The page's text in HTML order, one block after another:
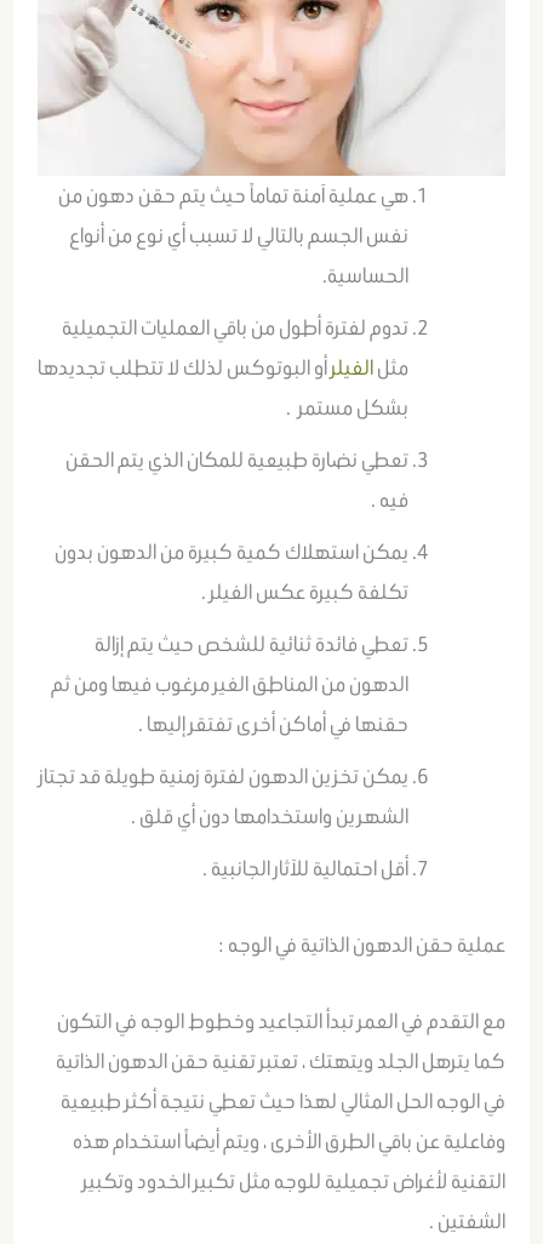
هي عملية آمنة تماماً حيث يتم حقن دهون من
نفس الجسم بالتالي لا تسبب أي نوع من أنواع
الحساسية.
تدوم لفترة أطول من باقي العمليات التجميلية
مثلالفيلرأو البوتوكس لذلك لا تتطلب تجديدها
بشكل مستمر .
تعطي نضارة طبيعية للمكان الذي يتم الحقن
فيه .
يمكن استهلاك كمية كبيرة من الدهون بدون
تكلفة كبيرة عكس الفيلر .
تعطي فائدة ثنائية للشخص حيث يتم إزالة
الدهون من المناطق الغير مرغوب فيها ومن ثم
حقنها في أماكن أخرى تفتقر إليها .
يمكن تخزين الدهون لفترة زمنية طويلة قد تجتاز
الشهرين واستخدامها دون أي قلق .
أقل احتمالية للآثار الجانبية .
عملية حقن الدهون الذاتية في الوجه :
مع التقدم في العمر تبدأ التجاعيد وخطوط الوجه في التكون
كما يترهل الجلد ويتهتك ، تعتبر تقنية حقن الدهون الذاتية
في الوجه الحل المثالي لهذا حيث تعطي نتيجة أكثر طبيعية
وفاعلية عن باقي الطرق الأخرى ، ويتم أيضاً استخدام هذه
التقنية لأغراض تجميلية للوجه مثل تكبير الخدود وتكبير
الشفتين .